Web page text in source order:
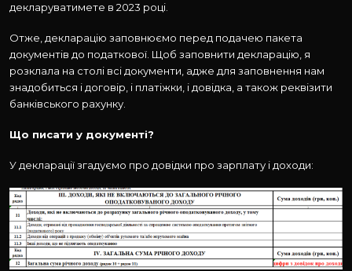
декларуватимете в 2023 році.
Отже, декларацію заповнюємо перед подачею пакета
документів до податкової. Щоб заповнити декларацію, я
розклала на столі всі документи, адже для заповнення нам
знадобиться і договір, і платіжки, і довідка, а також реквізити
банківського рахунку.
Що писати у документі?
У декларації згадуємо про довідки про зарплату і доходи: